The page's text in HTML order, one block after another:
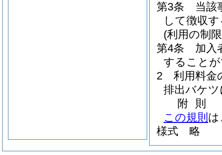
第3条
当該
して徴収
(利用の制
第4条
加入
すること
2
利用料金
排出バケ
附 則
この規則 は
様式 略